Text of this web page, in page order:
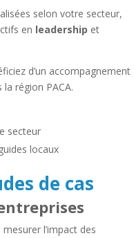
selon votre secteur,
en leadership et
d’un accompagnement
région PACA.
secteur
locaux
de cas
l’impact des